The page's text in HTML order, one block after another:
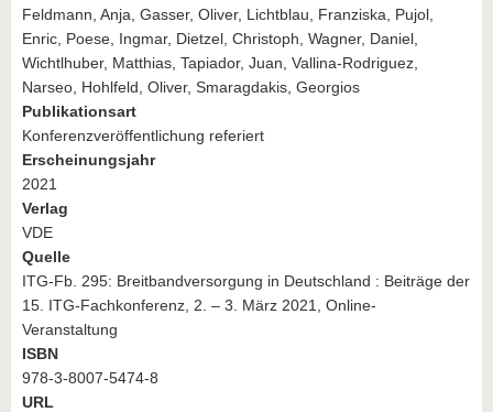
Feldmann, Anja, Gasser, Oliver, Lichtblau, Franziska, Pujol,
Enric, Poese, Ingmar, Dietzel, Christoph, Wagner, Daniel,
Wichtlhuber, Matthias, Tapiador, Juan, Vallina-Rodriguez,
Narseo, Hohlfeld, Oliver, Smaragdakis, Georgios
Publikationsart
Konferenzveröffentlichung referiert
Erscheinungsjahr
2021
Verlag
VDE
Quelle
ITG-Fb. 295: Breitbandversorgung in Deutschland : Beiträge der
15. ITG-Fachkonferenz, 2. – 3. März 2021, Online-
Veranstaltung
ISBN
978-3-8007-5474-8
URL